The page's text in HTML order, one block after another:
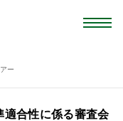
ー
適合性に係る審査会